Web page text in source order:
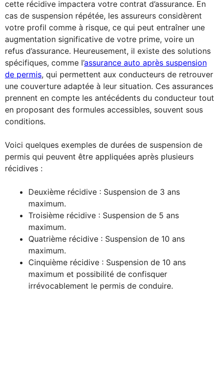
cette récidive impactera votre contrat d’assurance. En
cas de suspension répétée, les assureurs considèrent
votre profil comme à risque, ce qui peut entraîner une
augmentation significative de votre prime, voire un
refus d’assurance. Heureusement, il existe des solutions
spécifiques, comme l’assurance auto après suspension
de permis, qui permettent aux conducteurs de retrouver
une couverture adaptée à leur situation. Ces assurances
prennent en compte les antécédents du conducteur tout
en proposant des formules accessibles, souvent sous
conditions.
Voici quelques exemples de durées de suspension de
permis qui peuvent être appliquées après plusieurs
récidives :
Deuxième récidive : Suspension de 3 ans
maximum.
Troisième récidive : Suspension de 5 ans
maximum.
Quatrième récidive : Suspension de 10 ans
maximum.
Cinquième récidive : Suspension de 10 ans
maximum et possibilité de confisquer
irrévocablement le permis de conduire.